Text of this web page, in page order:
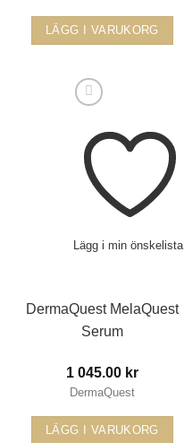
LÄGG I VARUKORG
Lägg i min önskelista
DermaQuest MelaQuest
Serum
1 045.00 kr
DermaQuest
LÄGG I VARUKORG